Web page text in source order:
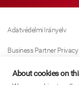
Adatvédelmi Irányelv
Business Partner Privacy
Sütikre Vonatkozó
About cookies on